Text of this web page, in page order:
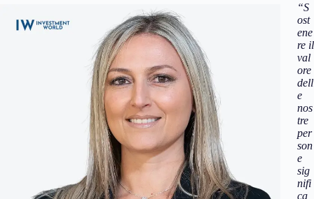
“S
ost
ene
re il
val
ore
dell
e
nos
tre
per
son
e
sig
nifi
ca